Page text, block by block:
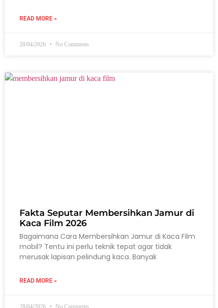
READ MORE »
28/04/2026 No Comments
Fakta Seputar Membersihkan Jamur di
Kaca Film 2026
Bagaimana Cara Membersihkan Jamur di Kaca Film
mobil? Tentu ini perlu teknik tepat agar tidak
merusak lapisan pelindung kaca. Banyak
READ MORE »
28/04/2026 No Comments